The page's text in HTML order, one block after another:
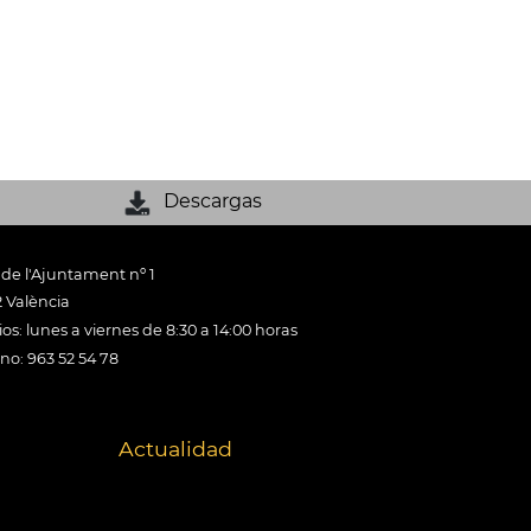
Descargas
l'Ajuntament nº 1
València
lunes a viernes de 8:30 a 14:00 horas
963 52 54 78
Actualidad